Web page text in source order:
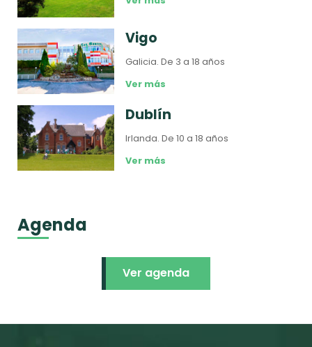
Vigo
Galicia.De 3 a 18 años
Ver más
Dublín
Irlanda.De 10 a 18 años
Ver más
Agenda
Ver agenda